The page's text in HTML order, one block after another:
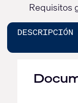
Requisitos